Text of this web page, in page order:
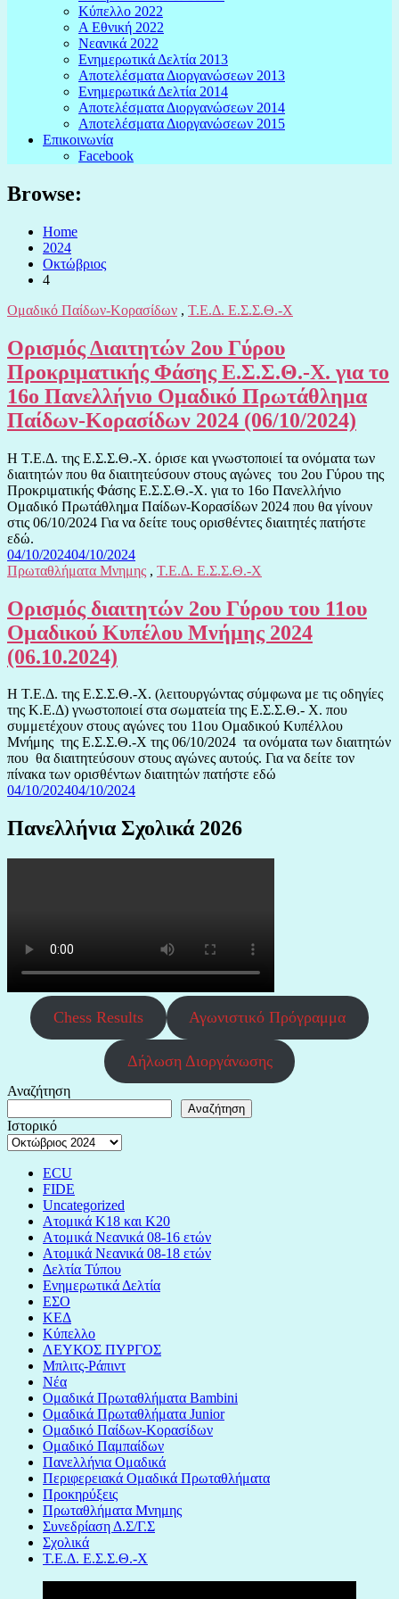
Κύπελλο 2022
Α Εθνική 2022
Νεανικά 2022
Ενημερωτικά Δελτία 2013
Αποτελέσματα Διοργανώσεων 2013
Ενημερωτικά Δελτία 2014
Αποτελέσματα Διοργανώσεων 2014
Αποτελέσματα Διοργανώσεων 2015
Επικοινωνία
Facebook
Browse:
Home
2024
Οκτώβριος
4
Ομαδικό Παίδων-Κορασίδων , Τ.Ε.Δ. Ε.Σ.Σ.Θ.-Χ
Ορισμός Διαιτητών 2ου Γύρου
Προκριματικής Φάσης Ε.Σ.Σ.Θ.-Χ. για το
16ο Πανελλήνιο Ομαδικό Πρωτάθλημα
Παίδων-Κορασίδων 2024 (06/10/2024)
Η Τ.Ε.Δ. της Ε.Σ.Σ.Θ.-Χ. όρισε και γνωστοποιεί τα ονόματα των
διαιτητών που θα διαιτητεύσουν στους αγώνες του 2ου Γύρου της
Προκριματικής Φάσης Ε.Σ.Σ.Θ.-Χ. για το 16ο Πανελλήνιο
Ομαδικό Πρωτάθλημα Παίδων-Κορασίδων 2024 που θα γίνουν
στις 06/10/2024 Για να δείτε τους ορισθέντες διαιτητές πατήστε
εδώ.
04/10/202404/10/2024
Πρωταθλήματα Μνημης , Τ.Ε.Δ. Ε.Σ.Σ.Θ.-Χ
Ορισμός διαιτητών 2ου Γύρου του 11ου
Ομαδικού Κυπέλου Μνήμης 2024
(06.10.2024)
Η Τ.Ε.Δ. της Ε.Σ.Σ.Θ.-Χ. (λειτουργώντας σύμφωνα με τις οδηγίες
της Κ.Ε.Δ) γνωστοποιεί στα σωματεία της Ε.Σ.Σ.Θ.- Χ. που
συμμετέχουν στους αγώνες του 11ου Ομαδικού Κυπέλλου
Μνήμης της Ε.Σ.Σ.Θ.-Χ της 06/10/2024 τα ονόματα των διαιτητών
που θα διαιτητεύσουν στους αγώνες αυτούς. Για να δείτε τον
πίνακα των ορισθέντων διαιτητών πατήστε εδώ
04/10/202404/10/2024
Πανελλήνια Σχολικά 2026
Chess Results Αγωνιστικό Πρόγραμμα
Δήλωση Διοργάνωσης
Αναζήτηση
Αναζήτηση
Ιστορικό
ECU
FIDE
Uncategorized
Ατομικά Κ18 και Κ20
Ατομικά Νεανικά 08-16 ετών
Ατομικά Νεανικά 08-18 ετών
Δελτία Τύπου
Ενημερωτικά Δελτία
ΕΣΟ
ΚΕΔ
Κύπελλο
ΛΕΥΚΟΣ ΠΥΡΓΟΣ
Μπλιτς-Ράπιντ
Νέα
Ομαδικά Πρωταθλήματα Bambini
Ομαδικά Πρωταθλήματα Junior
Ομαδικό Παίδων-Κορασίδων
Ομαδικό Παμπαίδων
Πανελλήνια Ομαδικά
Περιφερειακά Ομαδικά Πρωταθλήματα
Προκηρύξεις
Πρωταθλήματα Μνημης
Συνεδρίαση Δ.Σ/Γ.Σ
Σχολικά
Τ.Ε.Δ. Ε.Σ.Σ.Θ.-Χ